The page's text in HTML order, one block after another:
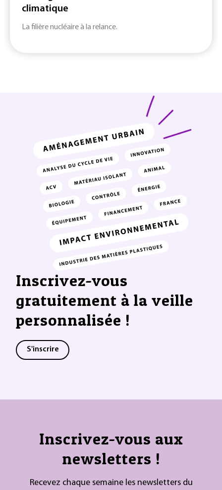
climatique
La filière nucléaire à la relance.
Inscrivez-vous
gratuitement à la veille
personnalisée !
S'inscrire
Inscrivez-vous aux
newsletters !
Recevez chaque semaine les newsletters du